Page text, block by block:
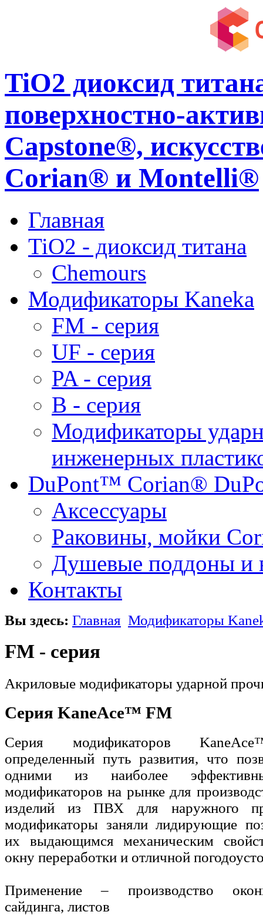
TiO2 диоксид
поверхностно-
Capstone®,
Corian® и Montelli®
Главная
TiO2 - диоксид титана
Chemours
Модификаторы Kaneka
FM - серия
UF - серия
PA - серия
B - серия
Модификаторы
инженерных
DuPont™ Corian®
Аксессуары
Раковины, мойки
Душевые поддоны и
Контакты
Вы здесь: Главная Модификаторы
FM - серия
Акриловые модификаторы ударной
Серия KaneAce™ FM
Серия модификаторов
определенный путь развития, что
одними из наиболее
модификаторов на рынке для
изделий из ПВХ для наружного
модификаторы заняли лидирующие
их выдающимся механическим
окну переработки и отличной
Применение – производство
сайдинга, листов